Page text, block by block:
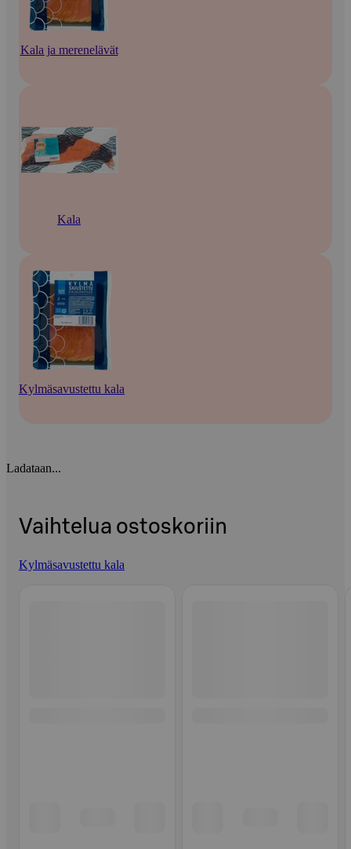
Kala ja merenelävät
Kala
Kylmäsavustettu kala
Ladataan...
Vaihtelua ostoskoriin
Kylmäsavustettu kala